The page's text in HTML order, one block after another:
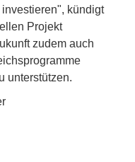
kündigt
Projekt
zudem auch
unterstützen.